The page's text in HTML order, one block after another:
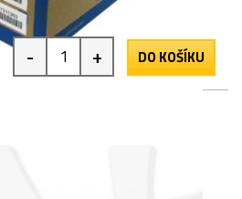
- + DO KOŠÍKU